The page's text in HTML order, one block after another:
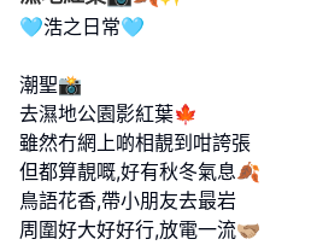
🩵浩之日常🩵
潮聖📸
去濕地公園影紅葉🍁
雖然冇網上啲相靚到咁誇張
但都算靚嘅,好有秋冬氣息🍂
鳥語花香,帶小朋友去最岩